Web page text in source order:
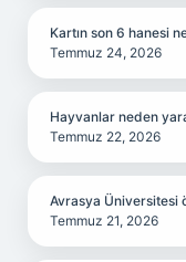
Kartın son 6 hanesi
Temmuz 24, 2026
Hayvanlar neden
Temmuz 22, 2026
Avrasya Üniversitesi
Temmuz 21, 2026